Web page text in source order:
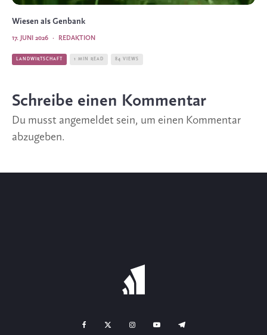
Wiesen als Genbank
REDAKTION
·
17. JUNI 2026
LANDWIRTSCHAFT 1 MIN READ 84 VIEWS
Schreibe einen Kommentar
Du musst angemeldet sein, um einen Kommentar
abzugeben.